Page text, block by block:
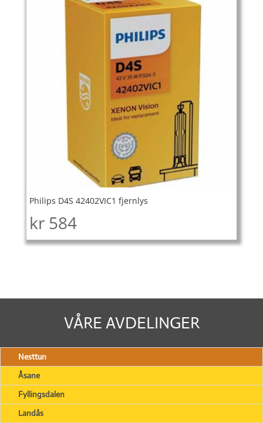
Philips D4S 42402VIC1 fjernlys
kr 584
VÅRE AVDELINGER
Nesttun
Åsane
Fyllingsdalen
Landås